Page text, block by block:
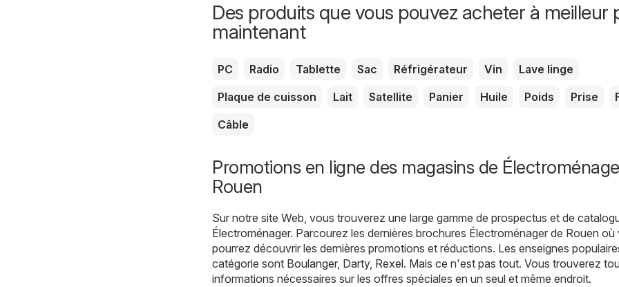
Des produits que vous pouvez acheter à meilleur
maintenant
PC Radio Tablette Sac Réfrigérateur Vin
Lave linge
Plaque de cuisson
Lait Satellite Panier Huile Poids Prise
Câble
Promotions en ligne des magasins de
Rouen
Sur notre site Web, vous trouverez une large gamme de prospectus et de
Électroménager. Parcourez les dernières brochures Électroménager de Rouen où
pourrez découvrir les dernières promotions et réductions. Les enseignes
catégorie sont Boulanger, Darty, Rexel. Mais ce n'est pas tout. Vous trouverez
informations nécessaires sur les offres spéciales en un seul et même endroit.